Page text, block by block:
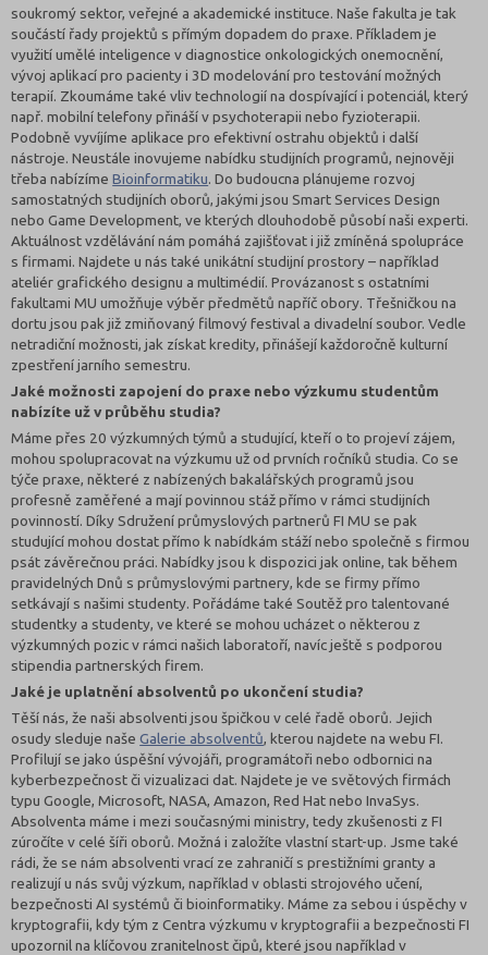
soukromý sektor, veřejné a akademické instituce. Naše fakulta je tak
součástí řady projektů s přímým dopadem do praxe. Příkladem je
využití umělé inteligence v diagnostice onkologických onemocnění,
vývoj aplikací pro pacienty i 3D modelování pro testování možných
terapií. Zkoumáme také vliv technologií na dospívající i potenciál, který
např. mobilní telefony přináší v psychoterapii nebo fyzioterapii.
Podobně vyvíjíme aplikace pro efektivní ostrahu objektů i další
nástroje. Neustále inovujeme nabídku studijních programů, nejnověji
třeba nabízímeBioinformatiku. Do budoucna plánujeme rozvoj
samostatných studijních oborů, jakými jsou Smart Services Design
nebo Game Development, ve kterých dlouhodobě působí naši experti.
Aktuálnost vzdělávání nám pomáhá zajišťovat i již zmíněná spolupráce
s firmami. Najdete u nás také unikátní studijní prostory – například
ateliér grafického designu a multimédií. Provázanost s ostatními
fakultami MU umožňuje výběr předmětů napříč obory. Třešničkou na
dortu jsou pak již zmiňovaný filmový festival a divadelní soubor. Vedle
netradiční možnosti, jak získat kredity, přinášejí každoročně kulturní
zpestření jarního semestru.
Jaké možnosti zapojení do praxe nebo výzkumu studentům
nabízíte už v průběhu studia?
Máme přes 20 výzkumných týmů a studující, kteří o to projeví zájem,
mohou spolupracovat na výzkumu už od prvních ročníků studia. Co se
týče praxe, některé z nabízených bakalářských programů jsou
profesně zaměřené a mají povinnou stáž přímo v rámci studijních
povinností. Díky Sdružení průmyslových partnerů FI MU se pak
studující mohou dostat přímo k nabídkám stáží nebo společně s firmou
psát závěrečnou práci. Nabídky jsou k dispozici jak online, tak během
pravidelných Dnů s průmyslovými partnery, kde se firmy přímo
setkávají s našimi studenty. Pořádáme také Soutěž pro talentované
studentky a studenty, ve které se mohou ucházet o některou z
výzkumných pozic v rámci našich laboratoří, navíc ještě s podporou
stipendia partnerských firem.
Jaké je uplatnění absolventů po ukončení studia?
Těší nás, že naši absolventi jsou špičkou v celé řadě oborů. Jejich
osudy sleduje našeGalerie absolventů, kterou najdete na webu FI.
Profilují se jako úspěšní vývojáři, programátoři nebo odbornici na
kyberbezpečnost či vizualizaci dat. Najdete je ve světových firmách
typu Google, Microsoft, NASA, Amazon, Red Hat nebo InvaSys.
Absolventa máme i mezi současnými ministry, tedy zkušenosti z FI
zúročíte v celé šíři oborů. Možná i založíte vlastní start-up. Jsme také
rádi, že se nám absolventi vrací ze zahraničí s prestižními granty a
realizují u nás svůj výzkum, například v oblasti strojového učení,
bezpečnosti AI systémů či bioinformatiky. Máme za sebou i úspěchy v
kryptografii, kdy tým z Centra výzkumu v kryptografii a bezpečnosti FI
upozornil na klíčovou zranitelnost čipů, které jsou například v